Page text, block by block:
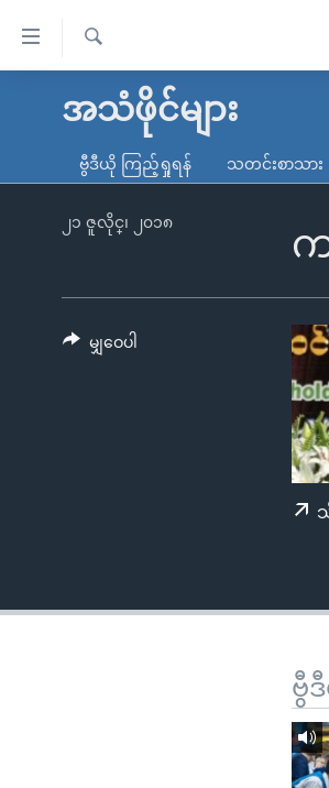
လွယ်ကူ
သည့်
ကျော်
မူလစာမျက်နှာ
ကမ္ဘာ့သတင်းများ
နိုင်ငံတကာ
တရုတ်
အစ္စရေး-ပါလက်စတိုင်း
ရပ်ဝန်းတခု လမ်းတခု အလွန်
အင်္ဂလိပ်စာလေ့လာမယ်
ရ
အသံဖိုင်များ
ဗွီဒီယို ကြည့်ရှုရန် သတင်းစာသား
က
၂၁ ဇူလိုင္၊ ၂၀၁၈
မျှဝေပါ
ဗွီ